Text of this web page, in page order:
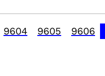
9604 9605 9606